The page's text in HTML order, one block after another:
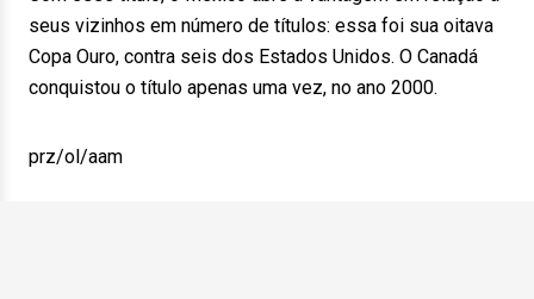
seus vizinhos em número de títulos: essa foi sua oitava
Copa Ouro, contra seis dos Estados Unidos. O Canadá
conquistou o título apenas uma vez, no ano 2000.
prz/ol/aam